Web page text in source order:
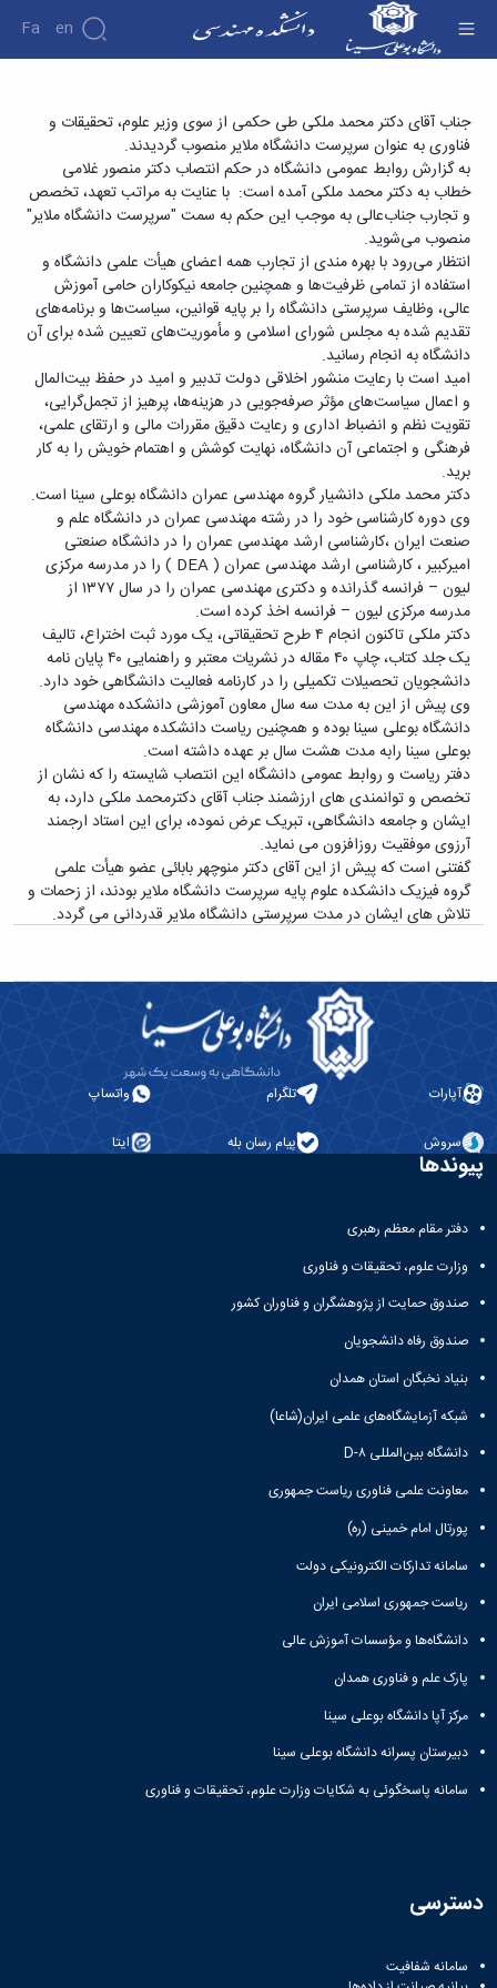
Fa En
دانشکده
درباره
دانشکده
تاریخچه
ریاست
دانشکده
آلبوم
عکس
اطلاعات
تماس
سازمان
دانشکده
معاونت
آموزشی
معاونت
پژوهشی
تحصیلات
تکمیلی
پژوهش
نشریات
انتصاب عضو هیأت علمی دانشگاه به عنوان
سرپرست دانشگاه ملایر - دانشکده فنی و مهندسی
جناب آقای دکتر محمد ملکی طی حکمی از سوی وزیر علوم، تحقیقات و
فناوری به عنوان سرپرست دانشگاه ملایر منصوب گردیدند.
به گزارش روابط عمومی دانشگاه در حکم انتصاب دکتر منصور غلامی
خطاب به دکتر محمد ملکی آمده است: با عنایت به مراتب تعهد، تخصص
و تجارب جناب‌عالی به موجب این حکم به سمت "سرپرست دانشگاه ملایر"
منصوب می‌شوید.
انتظار می‌رود با بهره مندی از تجارب همه اعضای هیأت علمی دانشگاه و
استفاده از تمامی ظرفیت‌ها و همچنین جامعه نیکوکاران حامی آموزش
عالی، وظایف سرپرستی دانشگاه را بر پایه قوانین، سیاست‌ها و برنامه‌های
تقدیم شده به مجلس شورای اسلامی و مأموریت‌های تعیین شده برای آن
دانشگاه به انجام رسانید.
امید است با رعایت منشور اخلاقی دولت تدبیر و امید در حفظ بیت‌المال
و اعمال سیاست‌های مؤثر صرفه‌جویی در هزینه‌ها، پرهیز از تجمل‌گرایی،
تقویت نظم و انضباط اداری و رعایت دقیق مقررات مالی و ارتقای علمی،
فرهنگی و اجتماعی آن دانشگاه، نهایت کوشش و اهتمام خویش را به کار
برید.
دکتر محمد ملکی دانشیار گروه مهندسی عمران دانشگاه بوعلی سینا است.
وی دوره کارشناسی خود را در رشته مهندسی عمران در دانشگاه علم و
صنعت ایران ،کارشناسی ارشد مهندسی عمران را در دانشگاه صنعتی
امیرکبیر ، کارشناسی ارشد مهندسی عمران ( DEA ) را در مدرسه مرکزی
لیون – فرانسه گذرانده و دکتری مهندسی عمران را در سال ۱۳۷۷ از
مدرسه مرکزی لیون – فرانسه اخذ کرده است.
دکتر ملکی تاکنون انجام ۴ طرح تحقیقاتی، یک مورد ثبت اختراع، تالیف
یک جلد کتاب، چاپ ۴۰ مقاله در نشریات معتبر و راهنمایی ۴۰ پایان نامه
دانشجویان تحصیلات تکمیلی را در کارنامه فعالیت دانشگاهی خود دارد.
وی پیش از این به مدت سه سال معاون آموزشی دانشکده مهندسی
دانشگاه بوعلی سینا بوده و همچنین ریاست دانشکده مهندسی دانشگاه
بوعلی سینا رابه مدت هشت سال بر عهده داشته است.
دفتر ریاست و روابط عمومی دانشگاه این انتصاب شایسته را که نشان از
تخصص و توانمندی های ارزشمند جناب آقای دکترمحمد ملکی دارد، به
ایشان و جامعه دانشگاهی، تبریک عرض نموده، برای این استاد ارجمند
آرزوی موفقیت روزافزون می نماید.
گفتنی است که پیش از این آقای دکتر منوچهر بابائی عضو هیأت علمی
گروه فیزیک دانشکده علوم پایه سرپرست دانشگاه ملایر بودند، از زحمات و
تلاش های ایشان در مدت سرپرستی دانشگاه ملایر قدردانی می گردد.
آپارات تلگرام واتساپ
سروش پیام رسان بله ایتا
پیوندها
دفتر مقام معظم رهبری
وزارت علوم، تحقیقات و فناوری
صندوق حمایت از پژوهشگران و فناوران کشور
صندوق رفاه دانشجویان
بنیاد نخبگان استان همدان
شبکه آزمایشگاه‌های علمی ایران(شاعا)
دانشگاه بین‌المللی D-۸
معاونت علمی فناوری ریاست جمهوری
پورتال امام خمینی (ره)
سامانه تدارکات الکترونیکی دولت
ریاست جمهوری اسلامی ایران
دانشگاه‌ها و مؤسسات آموزش عالی
پارک علم و فناوری همدان
مرکز آپا دانشگاه بوعلی سینا
دبیرستان پسرانه دانشگاه بوعلی سینا
سامانه پاسخگوئی به شکایات وزارت علوم، تحقیقات و فناوری
دسترسی
سامانه شفافیت